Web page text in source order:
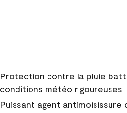
Protection contre la pluie
conditions météo rigoureuses
Puissant agent